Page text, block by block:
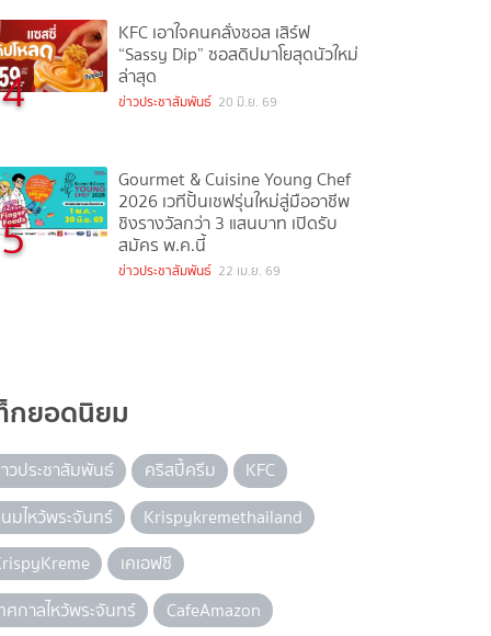
4
KFC เอาใจคนคลั่งซอส เสิร์ฟ
“Sassy Dip” ซอสดิปมาโยสุดนัวใหม่
ล่าสุด
ข่าวประชาสัมพันธ์ 20 มิ.ย. 69
5
Gourmet & Cuisine Young Chef
2026 เวทีปั้นเชฟรุ่นใหม่สู่มืออาชีพ
ชิงรางวัลกว่า 3 แสนบาท เปิดรับ
สมัคร พ.ค.นี้
ข่าวประชาสัมพันธ์ 22 เม.ย. 69
กยอดนิยม
วประชาสัมพันธ์ คริสปี้ครีม
KFC
มไหว้พระจันทร์
Krispykremethailand
เคเอฟซี
ศกาลไหว้พระจันทร์
CafeAmazon